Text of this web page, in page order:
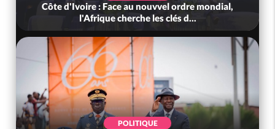
Côte d'Ivoire : Face au nouvvel ordre mondial,
l'Afrique cherche les clés d...
POLITIQUE